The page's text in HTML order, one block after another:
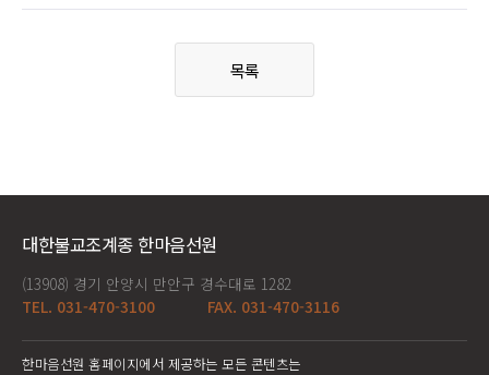
목록
대한불교조계종 한마음선원
(13908) 경기 안양시 만안구 경수대로 1282
TEL. 031-470-3100
FAX. 031-470-3116
한마음선원 홈페이지에서 제공하는 모든 콘텐츠는